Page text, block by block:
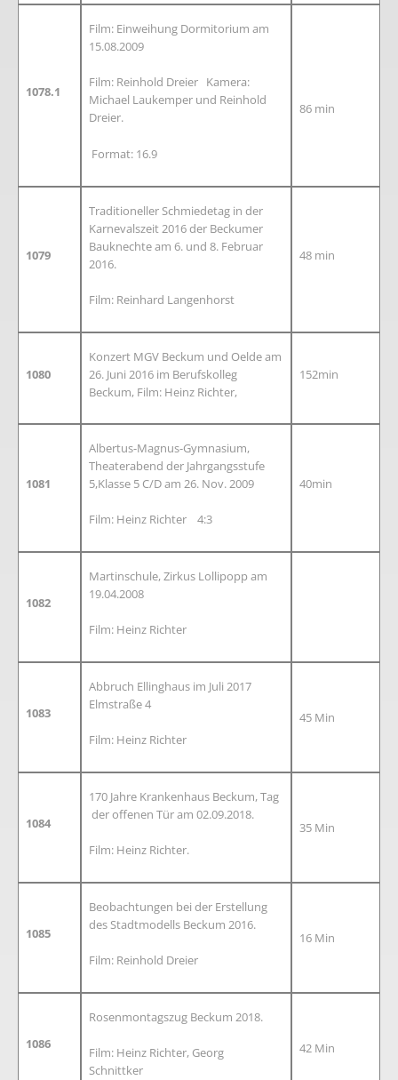
1078.1
Film: Einweihung Dormitorium am
15.08.2009
Film: Reinhold Dreier Kamera:
Michael Laukemper und Reinhold
Dreier.
Format: 16.9
86 min
1079
Traditioneller Schmiedetag in der
Karnevalszeit 2016 der Beckumer
Bauknechte am 6. und 8. Februar
2016.
Film: Reinhard Langenhorst
48 min
1080
Konzert MGV Beckum und Oelde am
26. Juni 2016 im Berufskolleg
Beckum, Film: Heinz Richter,
152min
1081
Albertus-Magnus-Gymnasium,
Theaterabend der Jahrgangsstufe
5,Klasse 5 C/D am 26. Nov. 2009
Film: Heinz Richter 4:3
40min
1082
Martinschule, Zirkus Lollipopp am
19.04.2008
Film: Heinz Richter
1083
Abbruch Ellinghaus im Juli 2017
Elmstraße 4
Film: Heinz Richter
45 Min
1084
170 Jahre Krankenhaus Beckum, Tag
der offenen Tür am 02.09.2018.
Film: Heinz Richter.
35 Min
1085
Beobachtungen bei der Erstellung
des Stadtmodells Beckum 2016.
Film: Reinhold Dreier
16 Min
1086
Rosenmontagszug Beckum 2018.
Film: Heinz Richter, Georg
Schnittker
42 Min